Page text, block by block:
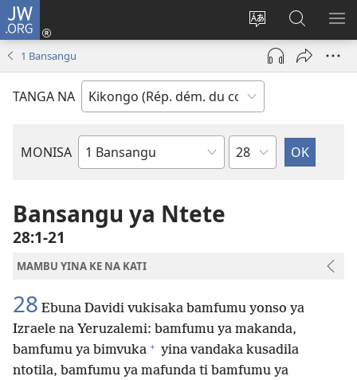
JW.ORG
Soba
ndinga
ya
site
yai
Kukota
(ke
kangula
ya
mpa)
Kusosa
na
JW.ORG
1 Bansangu
TANGA NA
MONISA
Mikanda
Kapu
Bansangu ya Ntete
28:1-21
MAMBU YINA KE NA KATI
28 Ebuna Davidi vukisaka bamfumu yonso ya
Izraele na Yeruzalemi: bamfumu ya makanda,
bamfumu ya bimvuka + yina vandaka kusadila
ntotila, bamfumu ya mafunda ti bamfumu ya